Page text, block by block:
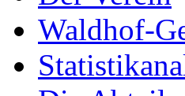
Waldhof-